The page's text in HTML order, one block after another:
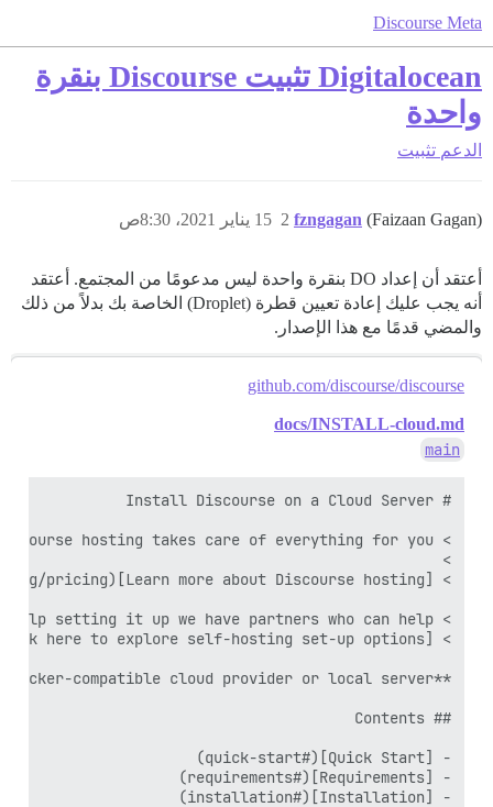
Discourse Meta
Digitalocean تثبيت Discourse بنقرة
واحدة
الدعم تثبيت
fzngagan (Faizaan Gagan) 15 يناير 2021، 8:30ص 2
أعتقد أن إعداد DO بنقرة واحدة ليس مدعومًا من المجتمع. أعتقد
أنه يجب عليك إعادة تعيين قطرة (Droplet) الخاصة بك بدلاً من ذلك
والمضي قدمًا مع هذا الإصدار.
github.com/discourse/discourse
docs/INSTALL-cloud.md
main